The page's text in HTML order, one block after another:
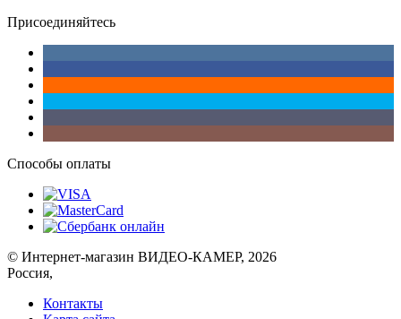
Присоединяйтесь
Способы оплаты
© Интернет-магазин ВИДЕО-КАМЕР, 2026
Россия,
Контакты